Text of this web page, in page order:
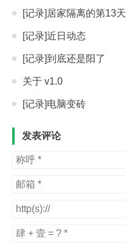
[记录]居家隔离的第13天
[记录]近日动态
[记录]到底还是阳了
关于 v1.0
[记录]电脑变砖
发表评论